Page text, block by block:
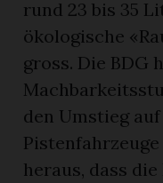
rund 23 bis 35
ökologische
gross. Die BDG
den Umstieg
heraus, dass